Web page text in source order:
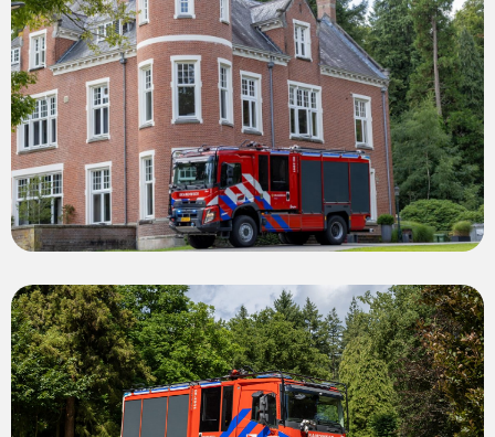
View
photo